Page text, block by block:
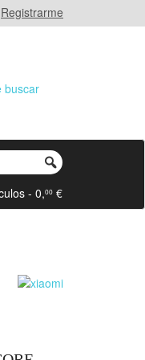
Registrarme
- 0,00 €